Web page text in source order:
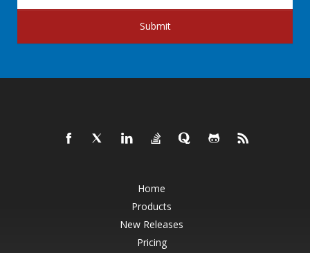
Submit
Home
Products
New Releases
Pricing